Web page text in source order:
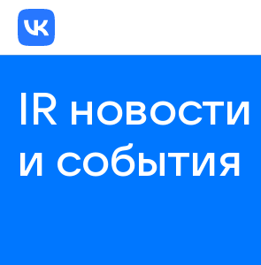
IR новости
и события